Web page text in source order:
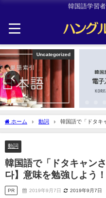
韓国語学習
ホーム 動詞
韓国語で「ドタキ
しよう！
動詞
韓国語で「ドタキャン
다】意味を勉強しよう！
PR 2019年9月7日 2019年9月7日